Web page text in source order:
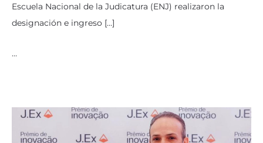
Escuela Nacional de la Judicatura (ENJ) realizaron la
designación e ingreso […]
…